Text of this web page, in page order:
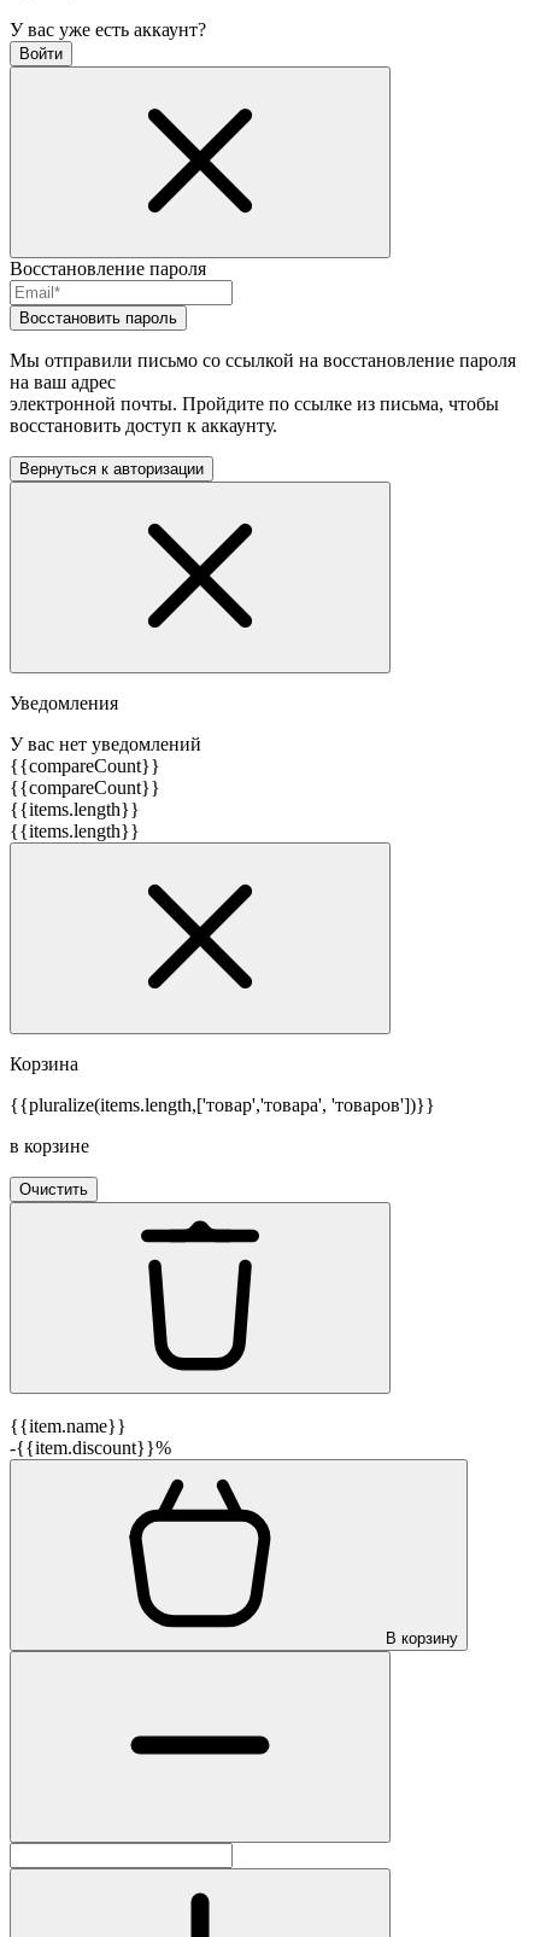
У вас уже есть аккаунт?
Войти
Восстановление пароля
Восстановить пароль
Мы отправили письмо со ссылкой на восстановление пароля
на ваш адрес
электронной почты. Пройдите по ссылке из письма, чтобы
восстановить доступ к аккаунту.
Вернуться к авторизации
Уведомления
У вас нет уведомлений
{{compareCount}}
{{compareCount}}
{{items.length}}
{{items.length}}
Корзина
{{pluralize(items.length,['товар','товара', 'товаров'])}}
в корзине
Очистить
{{item.name}}
-{{item.discount}}%
В корзину